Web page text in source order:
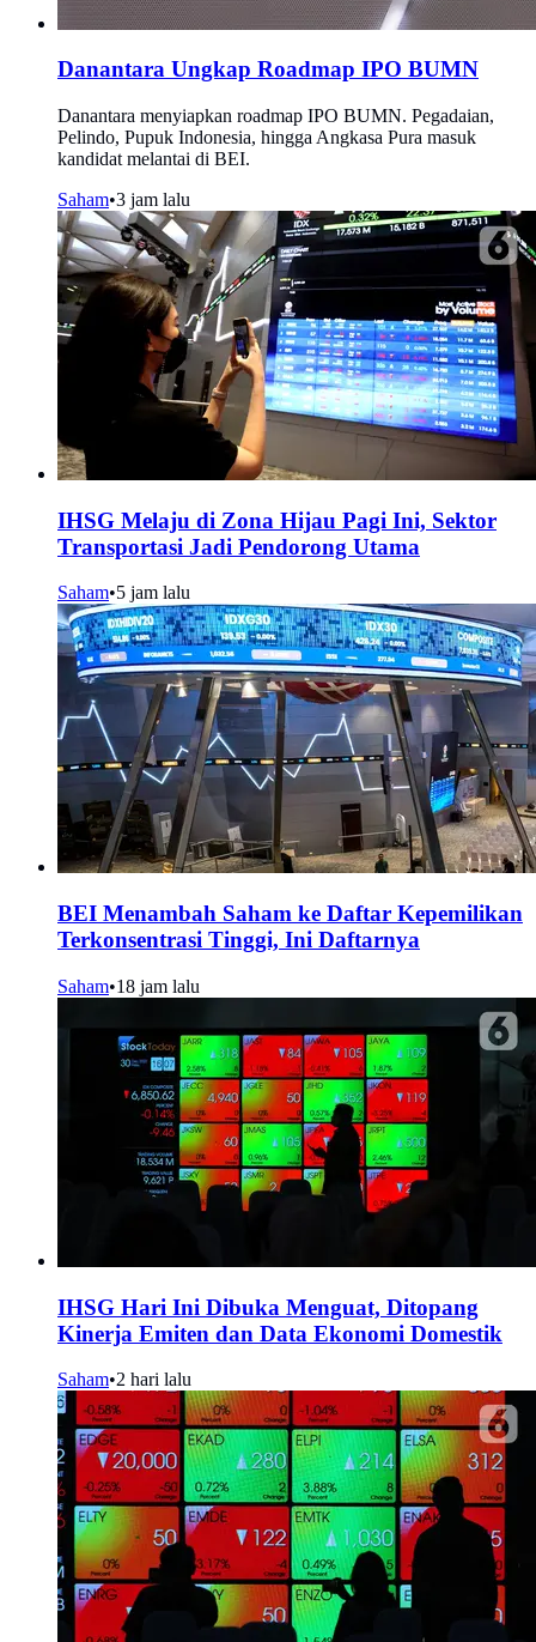
Danantara Ungkap Roadmap IPO BUMN
Danantara menyiapkan roadmap IPO BUMN. Pegadaian,
Pelindo, Pupuk Indonesia, hingga Angkasa Pura masuk
kandidat melantai di BEI.
Saham•3 jam lalu
IHSG Melaju di Zona Hijau Pagi Ini, Sektor
Transportasi Jadi Pendorong Utama
Saham•5 jam lalu
BEI Menambah Saham ke Daftar Kepemilikan
Terkonsentrasi Tinggi, Ini Daftarnya
Saham•18 jam lalu
IHSG Hari Ini Dibuka Menguat, Ditopang
Kinerja Emiten dan Data Ekonomi Domestik
Saham•2 hari lalu